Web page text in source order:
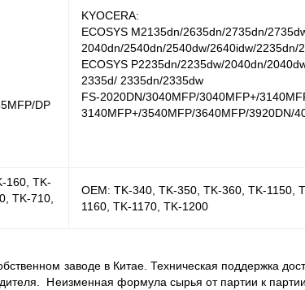
DP
KYOCERA:
ECOSYS M2135dn/2635dn/2735dn/
2040dn/2540dn/2540dw/2640idw/2235dn/
ECOSYS P2235dn/2235dw/2040dn/
2335d/ 2335dn/2335dw
FS-2020DN/3040MFP/3040MFP+/
3140MFP+/3540MFP/3640MFP/3920DN/
160, TK-
TK-710,
OEM: TK-340, TK-350, TK-360, TK-1150,
1160, TK-1170, TK-1200
заводе в Китае. Техническая поддержка
Неизменная формула сырья от партии к партии